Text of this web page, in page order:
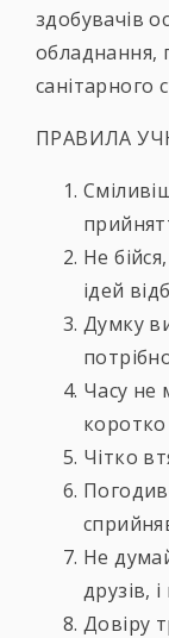
здобувачів
обладнання,
санітарного
ПРАВИЛА
Не
ідей
Думку
Часу не
коротко
Чітко
Не
друзів,
Довіру